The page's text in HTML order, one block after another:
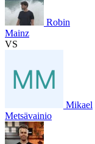
Robin
Mainz
VS
Mikael
Metsävainio